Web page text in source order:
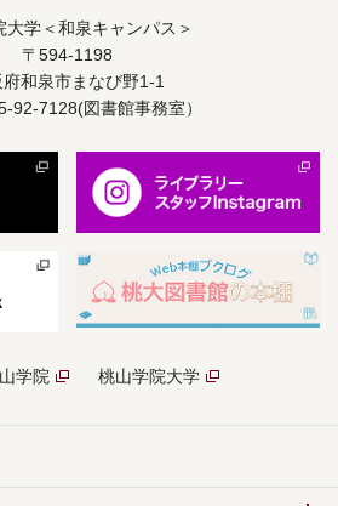
大学＜和泉キャンパス＞
〒594-1198
府和泉市まなび野1-1
92-7128(図書館事務室）
学院 桃山学院大学